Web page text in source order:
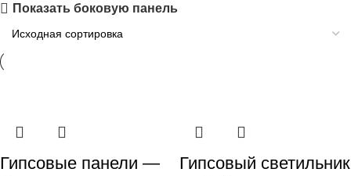
Показать боковую панель
Гипсовые панели —
Гипсовый светильник